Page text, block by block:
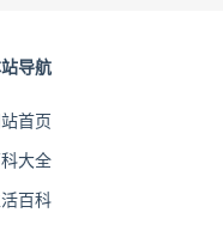
导航
站首页
科大全
百科